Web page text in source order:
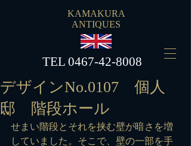
KAMAKURA
ANTIQUES
​TEL 0467-42-8008
デザインNo.0107 個人
邸 階段ホール
せまい階段とそれを挟む壁が暗さを増
していました。そこで、壁の一部を手